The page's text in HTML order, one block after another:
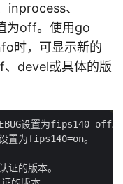
、
为off。使用go
时，可显示新的
devel或具体的版